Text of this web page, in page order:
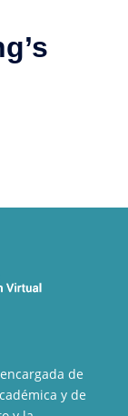
de
y de